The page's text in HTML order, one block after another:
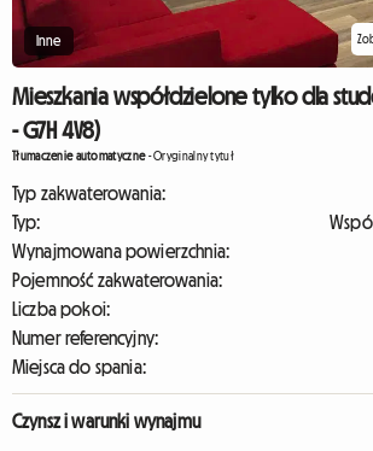
Inne
Mieszkania współdzielone tylko dla
- G7H 4V8)
Tłumaczenie automatyczne-Oryginalny tytuł
Typ zakwaterowania:
Typ:
Wynajmowana powierzchnia:
Pojemność zakwaterowania:
Liczba pokoi:
Numer referencyjny:
Miejsca do spania:
Czynsz i warunki wynajmu